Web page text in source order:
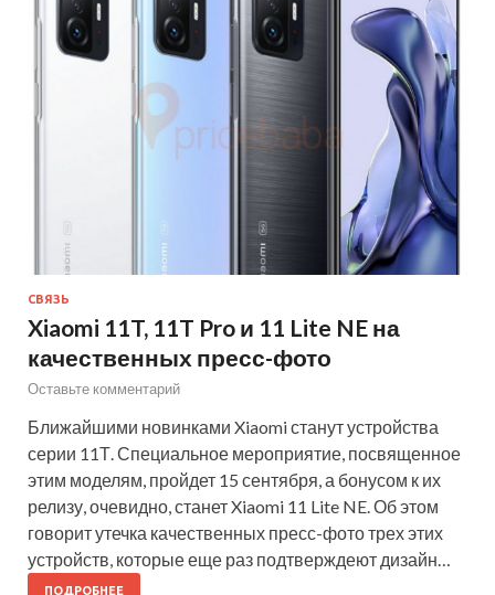
СВЯЗЬ
Xiaomi 11T, 11T Pro и 11 Lite NE на
качественных пресс-фото
Оставьте комментарий
Ближайшими новинками Xiaomi станут устройства
серии 11Т. Специальное мероприятие, посвященное
этим моделям, пройдет 15 сентября, а бонусом к их
релизу, очевидно, станет Xiaomi 11 Lite NE. Об этом
говорит утечка качественных пресс-фото трех этих
устройств, которые еще раз подтверждеют дизайн…
ПОДРОБНЕЕ